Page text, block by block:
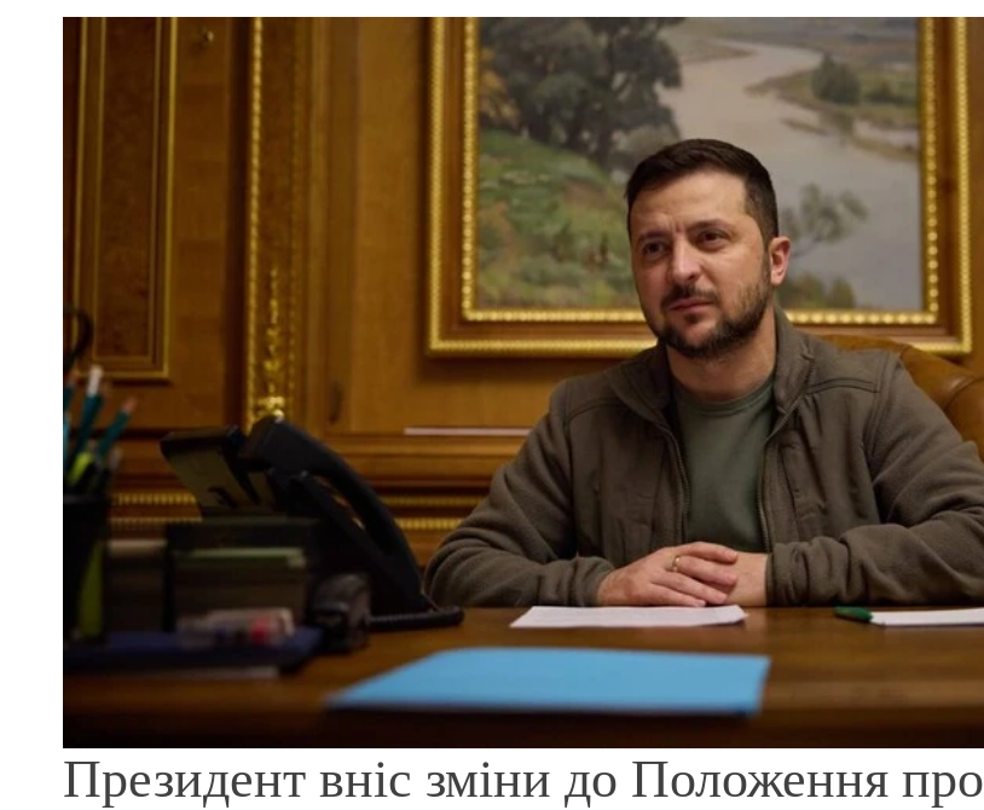
Президент вніс зміни до Положення про